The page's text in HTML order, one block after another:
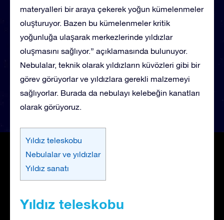
materyalleri bir araya çekerek yoğun kümelenmeler
oluşturuyor. Bazen bu kümelenmeler kritik
yoğunluğa ulaşarak merkezlerinde yıldızlar
oluşmasını sağlıyor.” açıklamasında bulunuyor.
Nebulalar, teknik olarak yıldızların küvözleri gibi bir
görev görüyorlar ve yıldızlara gerekli malzemeyi
sağlıyorlar. Burada da nebulayı kelebeğin kanatları
olarak görüyoruz.
Yıldız teleskobu
Nebulalar ve yıldızlar
Yıldız sanatı
Yıldız teleskobu